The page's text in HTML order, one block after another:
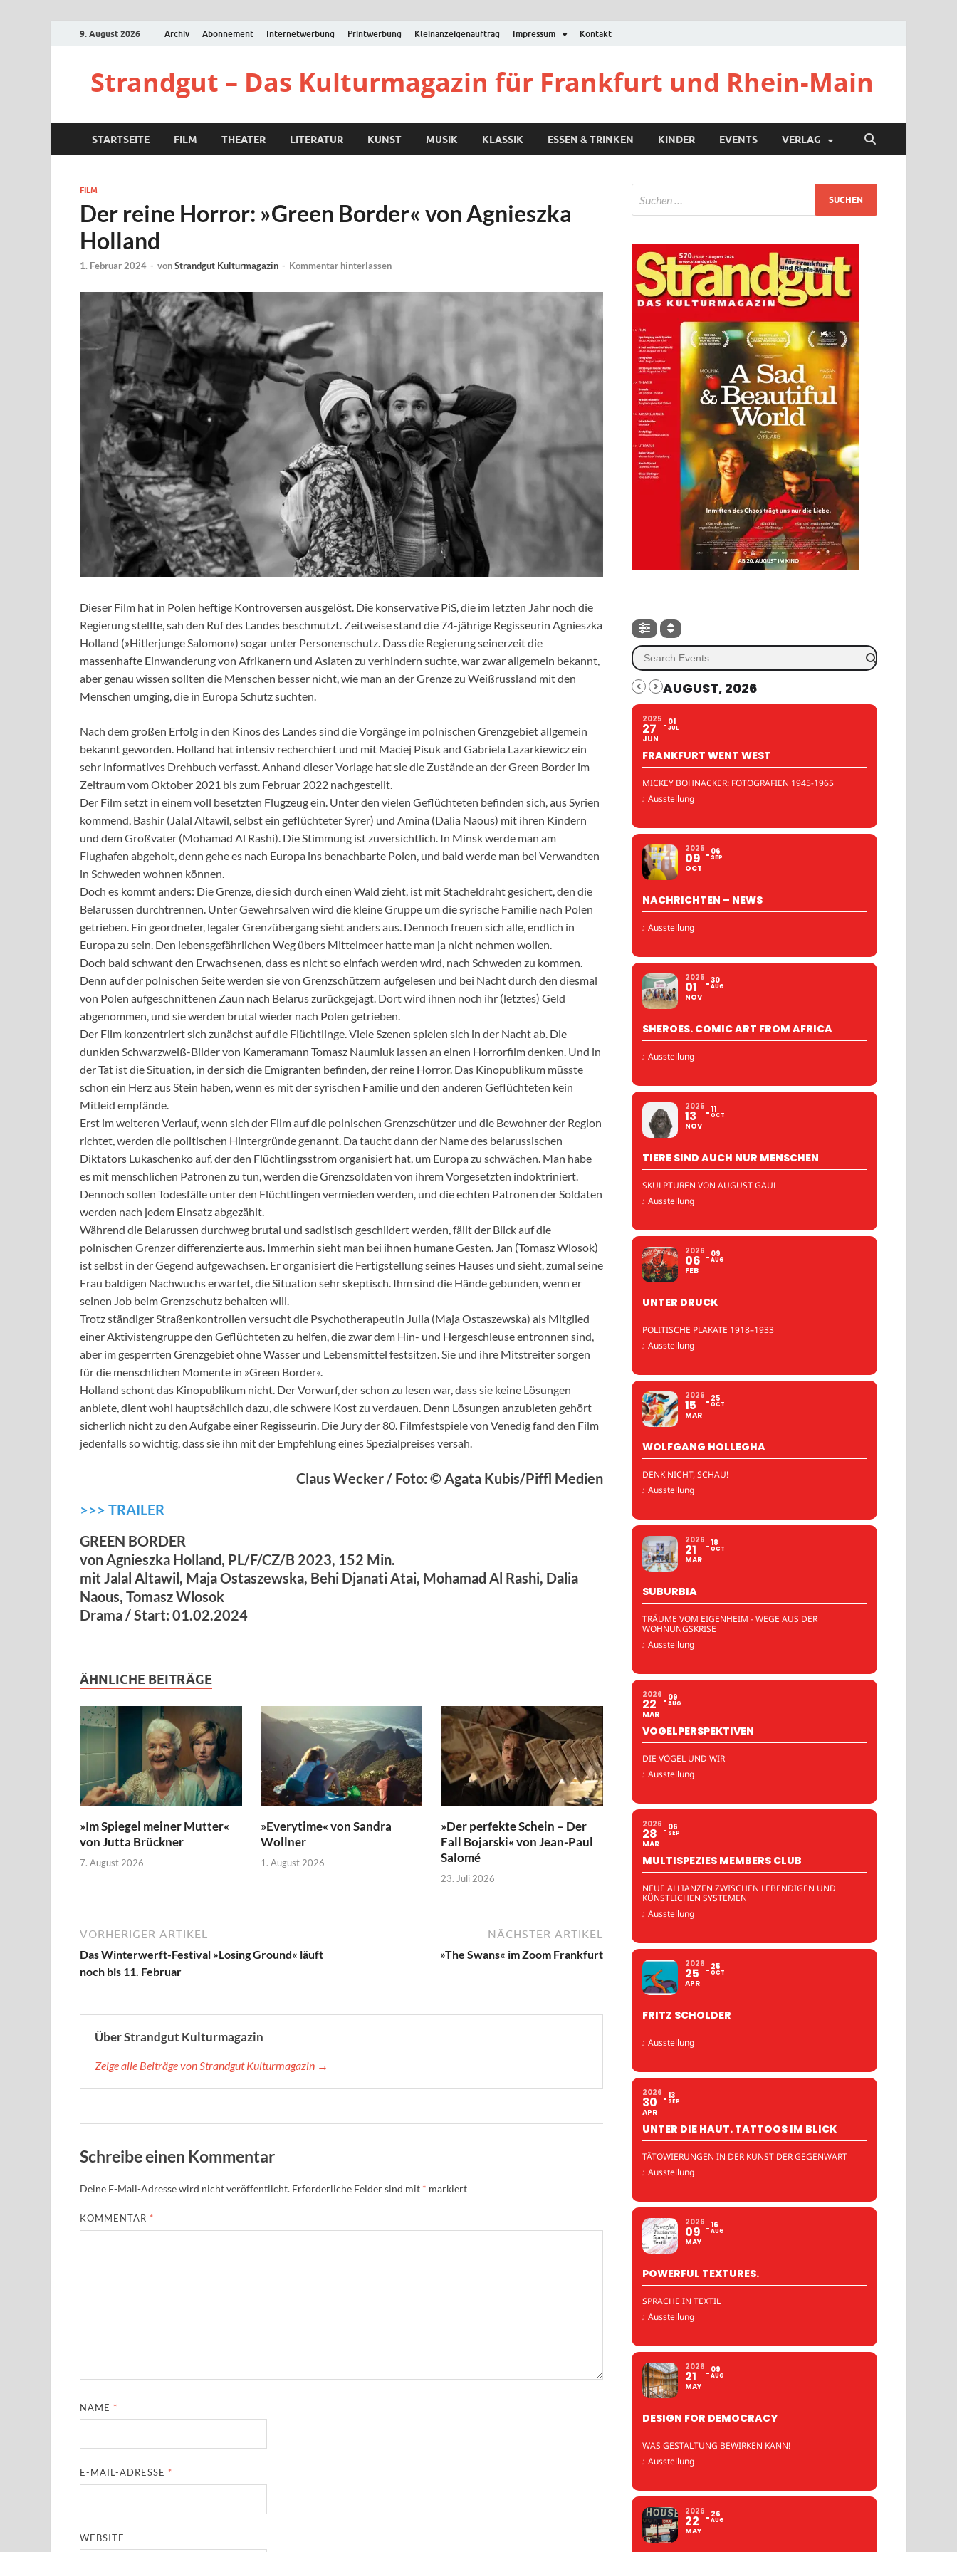
9. August 2026 Archiv Abonnement Internetwerbung Printwerbung Kleinanzeigenauftrag Impressum Kontakt
Strandgut – Das Kulturmagazin für Frankfurt und Rhein-Main
STARTSEITE FILM THEATER LITERATUR KUNST MUSIK KLASSIK ESSEN & TRINKEN KINDER EVENTS VERLAG
FILM
Der reine Horror: »Green Border« von Agnieszka
Holland
1. Februar 2024 - vonStrandgut Kulturmagazin - Kommentar hinterlassen
Dieser Film hat in Polen heftige Kontroversen ausgelöst. Die konservative PiS, die im letzten Jahr noch die
Regierung stellte, sah den Ruf des Landes beschmutzt. Zeitweise stand die 74-jährige Regisseurin Agnieszka
Holland (»Hitlerjunge Salomon«) sogar unter Personenschutz. Dass die Regierung seinerzeit die
massenhafte Einwanderung von Afrikanern und Asiaten zu verhindern suchte, war zwar allgemein bekannt,
aber genau wissen sollten die Menschen besser nicht, wie man an der Grenze zu Weißrussland mit den
Menschen umging, die in Europa Schutz suchten.
Nach dem großen Erfolg in den Kinos des Landes sind die Vorgänge im polnischen Grenzgebiet allgemein
bekannt geworden. Holland hat intensiv recherchiert und mit Maciej Pisuk and Gabriela Lazarkiewicz ein
sehr informatives Drehbuch verfasst. Anhand dieser Vorlage hat sie die Zustände an der Green Border im
Zeitraum vom Oktober 2021 bis zum Februar 2022 nachgestellt.
Der Film setzt in einem voll besetzten Flugzeug ein. Unter den vielen Geflüchteten befinden sich, aus Syrien
kommend, Bashir (Jalal Altawil, selbst ein geflüchteter Syrer) und Amina (Dalia Naous) mit ihren Kindern
und dem Großvater (Mohamad Al Rashi). Die Stimmung ist zuversichtlich. In Minsk werde man am
Flughafen abgeholt, denn gehe es nach Europa ins benachbarte Polen, und bald werde man bei Verwandten
in Schweden wohnen können.
Doch es kommt anders: Die Grenze, die sich durch einen Wald zieht, ist mit Stacheldraht gesichert, den die
Belarussen durchtrennen. Unter Gewehrsalven wird die kleine Gruppe um die syrische Familie nach Polen
getrieben. Ein geordneter, legaler Grenzübergang sieht anders aus. Dennoch freuen sich alle, endlich in
Europa zu sein. Den lebensgefährlichen Weg übers Mittelmeer hatte man ja nicht nehmen wollen.
Doch bald schwant den Erwachsenen, dass es nicht so einfach werden wird, nach Schweden zu kommen.
Denn auf der polnischen Seite werden sie von Grenzschützern aufgelesen und bei Nacht durch den diesmal
von Polen aufgeschnittenen Zaun nach Belarus zurückgejagt. Dort wird ihnen noch ihr (letztes) Geld
abgenommen, und sie werden brutal wieder nach Polen getrieben.
Der Film konzentriert sich zunächst auf die Flüchtlinge. Viele Szenen spielen sich in der Nacht ab. Die
dunklen Schwarzweiß-Bilder von Kameramann Tomasz Naumiuk lassen an einen Horrorfilm denken. Und in
der Tat ist die Situation, in der sich die Emigranten befinden, der reine Horror. Das Kinopublikum müsste
schon ein Herz aus Stein haben, wenn es mit der syrischen Familie und den anderen Geflüchteten kein
Mitleid empfände.
Erst im weiteren Verlauf, wenn sich der Film auf die polnischen Grenzschützer und die Bewohner der Region
richtet, werden die politischen Hintergründe genannt. Da taucht dann der Name des belarussischen
Diktators Lukaschenko auf, der den Flüchtlingsstrom organisiert hat, um Europa zu schwächen. Man habe
es mit menschlichen Patronen zu tun, werden die Grenzsoldaten von ihrem Vorgesetzten indoktriniert.
Dennoch sollen Todesfälle unter den Flüchtlingen vermieden werden, und die echten Patronen der Soldaten
werden nach jedem Einsatz abgezählt.
Während die Belarussen durchweg brutal und sadistisch geschildert werden, fällt der Blick auf die
polnischen Grenzer differenzierte aus. Immerhin sieht man bei ihnen humane Gesten. Jan (Tomasz Wlosok)
ist selbst in der Gegend aufgewachsen. Er organisiert die Fertigstellung seines Hauses und sieht, zumal seine
Frau baldigen Nachwuchs erwartet, die Situation sehr skeptisch. Ihm sind die Hände gebunden, wenn er
seinen Job beim Grenzschutz behalten will.
Trotz ständiger Straßenkontrollen versucht die Psychotherapeutin Julia (Maja Ostaszewska) als Mitglied
einer Aktivistengruppe den Geflüchteten zu helfen, die zwar dem Hin- und Hergeschleuse entronnen sind,
aber im gesperrten Grenzgebiet ohne Wasser und Lebensmittel festsitzen. Sie und ihre Mitstreiter sorgen
für die menschlichen Momente in »Green Border«.
Holland schont das Kinopublikum nicht. Der Vorwurf, der schon zu lesen war, dass sie keine Lösungen
anbiete, dient wohl hauptsächlich dazu, die schwere Kost zu verdauen. Denn Lösungen anzubieten gehört
sicherlich nicht zu den Aufgabe einer Regisseurin. Die Jury der 80. Filmfestspiele von Venedig fand den Film
jedenfalls so wichtig, dass sie ihn mit der Empfehlung eines Spezialpreises versah.
Claus Wecker / Foto: © Agata Kubis/Piffl Medien
>>> TRAILER
GREEN BORDER
von Agnieszka Holland, PL/F/CZ/B 2023, 152 Min.
mit Jalal Altawil, Maja Ostaszewska, Behi Djanati Atai, Mohamad Al Rashi, Dalia
Naous, Tomasz Wlosok
Drama / Start: 01.02.2024
ÄHNLICHE BEITRÄGE
»Im Spiegel meiner Mutter«
von Jutta Brückner
7. August 2026
»Everytime« von Sandra
Wollner
1. August 2026
»Der perfekte Schein – Der
Fall Bojarski« von Jean-Paul
Salomé
23. Juli 2026
VORHERIGER ARTIKEL
Das Winterwerft-Festival »Losing Ground« läuft
noch bis 11. Februar
NÄCHSTER ARTIKEL
»The Swans« im Zoom Frankfurt
Über Strandgut Kulturmagazin
Zeige alle Beiträge von Strandgut Kulturmagazin →
Schreibe einen Kommentar
Deine E-Mail-Adresse wird nicht veröffentlicht. Erforderliche Felder sind mit * markiert
KOMMENTAR *
NAME *
E-MAIL-ADRESSE *
WEBSITE
AUGUST, 2026
2025
27
JUN
01
JUL
FRANKFURT WENT WEST
MICKEY BOHNACKER: FOTOGRAFIEN 1945-1965
: Ausstellung
2025
09
OCT
06
SEP
NACHRICHTEN – NEWS
: Ausstellung
2025
01
NOV
30
AUG
SHEROES. COMIC ART FROM AFRICA
: Ausstellung
2025
13
NOV
11
OCT
TIERE SIND AUCH NUR MENSCHEN
SKULPTUREN VON AUGUST GAUL
: Ausstellung
2026
06
FEB
09
AUG
UNTER DRUCK
POLITISCHE PLAKATE 1918–1933
: Ausstellung
2026
15
MAR
25
OCT
WOLFGANG HOLLEGHA
DENK NICHT, SCHAU!
: Ausstellung
2026
21
MAR
18
OCT
SUBURBIA
TRÄUME VOM EIGENHEIM - WEGE AUS DER
WOHNUNGSKRISE
: Ausstellung
2026
22
MAR
09
AUG
VOGELPERSPEKTIVEN
DIE VÖGEL UND WIR
: Ausstellung
2026
28
MAR
06
SEP
MULTISPEZIES MEMBERS CLUB
NEUE ALLIANZEN ZWISCHEN LEBENDIGEN UND
KÜNSTLICHEN SYSTEMEN
: Ausstellung
2026
25
APR
25
OCT
FRITZ SCHOLDER
: Ausstellung
2026
30
APR
13
SEP
UNTER DIE HAUT. TATTOOS IM BLICK
TÄTOWIERUNGEN IN DER KUNST DER GEGENWART
: Ausstellung
2026
09
MAY
16
AUG
POWERFUL TEXTURES.
SPRACHE IN TEXTIL
: Ausstellung
2026
21
MAY
09
AUG
DESIGN FOR DEMOCRACY
WAS GESTALTUNG BEWIRKEN KANN!
: Ausstellung
2026
22
MAY
26
AUG